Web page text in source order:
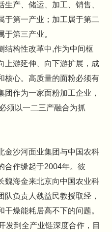
产、储运、加工、销售、
于第一产业；加工属于第二
于第三产业。
结构性改革中,作为中间枢
上游延伸、向下游扩展，成
核心。高质量的面粉必须有
作为一家面粉加工企业，
须以一二三产融合为抓
金沙河面业集团与中国农科
合作缘起于2004年。彼
魏海金来北京向中国农业科
负责人魏益民教授取经，
燥能耗居高不下的问题。
发到全产业链深度合作，目